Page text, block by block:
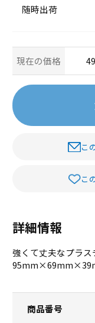
随時出荷
現在の価格
こ
こ
詳細情報
強くて丈夫なプラ
商品番号